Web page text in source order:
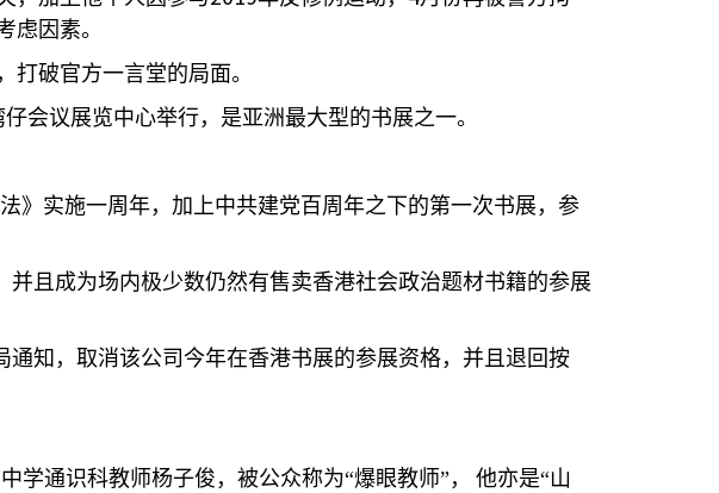
虑因素。
破官方一言堂的局面。
仔会议展览中心举行，是亚洲最大型的书展之一。
》实施一周年，加上中共建党百周年之下的第一次书展，参
并且成为场内极少数仍然有售卖香港社会政治题材书籍的参展
通知，取消该公司今年在香港书展的参展资格，并且退回按
通识科教师杨子俊，被公众称为“爆眼教师”，
他亦是“山